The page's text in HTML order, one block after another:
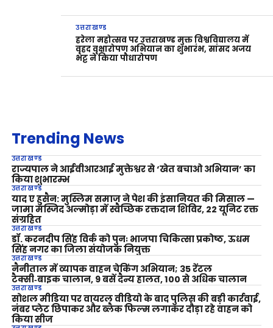
उत्तराखण्ड
हरेला महोत्सव पर उत्तराखण्ड मुक्त विश्वविद्यालय में
वृहद वृक्षारोपण अभियान का शुभारंभ, सांसद अजय
भट्ट ने किया पौधारोपण
Trending News
उत्तराखण्ड
राज्यपाल ने आईवीआरआई मुक्तेश्वर से ‘खेत बचाओ अभियान’ का
किया शुभारम्भ
उत्तराखण्ड
याद ए हुसैन: मुस्लिम समाज ने पेश की इंसानियत की मिसाल —
जामा मस्जिद अल्मोड़ा में स्वैच्छिक रक्तदान शिविर, 22 यूनिट रक्त
संग्रहित
उत्तराखण्ड
डॉ. करनदीप सिंह विर्क को पुनः भाजपा चिकित्सा प्रकोष्ठ, ऊधम
सिंह नगर का जिला संयोजक नियुक्त
उत्तराखण्ड
नैनीताल में व्यापक वाहन चेकिंग अभियान; 35 रेंटल
टैक्सी‑बाइक चालान, 9 बसें दैन्य हालत, 100 से अधिक चालान
उत्तराखण्ड
सोशल मीडिया पर वायरल वीडियो के बाद पुलिस की बड़ी कार्रवाई,
नंबर प्लेट छिपाकर और ब्लैक फिल्म लगाकर दौड़ा रहे वाहन को
किया सीज